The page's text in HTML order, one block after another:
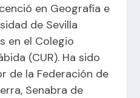
en Geografía e
de Sevilla
en el Colegio
(CUR). Ha sido
de la Federación de
Senabra de